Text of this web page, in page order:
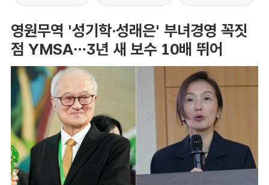
영원무역 '성기학·성래은' 부녀경영 꼭짓
점 YMSA…3년 새 보수 10배 뛰어